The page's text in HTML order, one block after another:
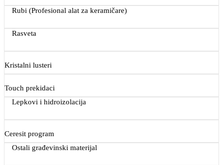
Rubi (Profesional alat za keramičare)
Rasveta
Kristalni lusteri
Touch prekidaci
Lepkovi i hidroizolacija
Ceresit program
Ostali građevinski materijal